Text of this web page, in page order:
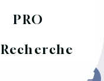
PRO
Recherche